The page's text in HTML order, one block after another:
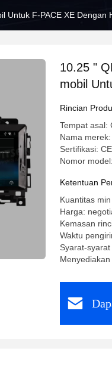
Untuk F-PACE XE
10.25 "
mobil
Rincian
Tempat asal:
Nama
Sertifikasi:
Nomor
Ketentuan
Kuantitas
Harga:
Kemasan
Waktu
Syarat-